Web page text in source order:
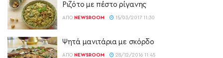
Ριζότο με πέστο ρίγανης
ΑΠΌ NEWSROOM 15/03/2017 11:30
Ψητά μανιτάρια με σκόρδο
ΑΠΌ NEWSROOM 28/12/2016 11:45